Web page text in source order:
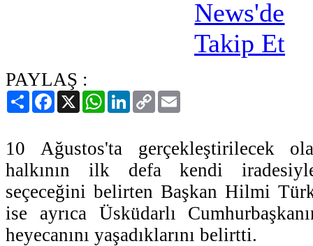
PAYLAŞ :
PaylaşFacebook
X WhatsAppLinkedIn
Copy
Link
10 Ağustos'ta gerçekleştirilecek
halkının ilk defa kendi iradesiyle
seçeceğini belirten Başkan Hilmi
ise ayrıca Üsküdarlı
heyecanını yaşadıklarını belirtti.